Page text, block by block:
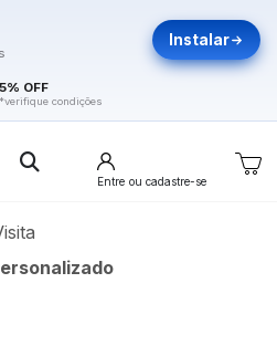
Instalar
5% OFF
*verifique condições
Entre ou cadastre-se